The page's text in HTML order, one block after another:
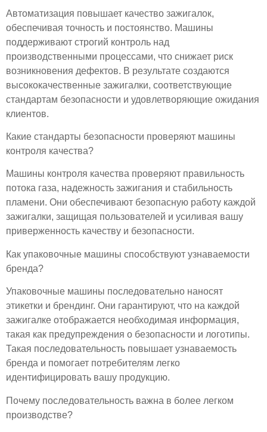
Автоматизация повышает качество зажигалок,
обеспечивая точность и постоянство. Машины
поддерживают строгий контроль над
производственными процессами, что снижает риск
возникновения дефектов. В результате создаются
высококачественные зажигалки, соответствующие
стандартам безопасности и удовлетворяющие ожидания
клиентов.
Какие стандарты безопасности проверяют машины
контроля качества?
Машины контроля качества проверяют правильность
потока газа, надежность зажигания и стабильность
пламени. Они обеспечивают безопасную работу каждой
зажигалки, защищая пользователей и усиливая вашу
приверженность качеству и безопасности.
Как упаковочные машины способствуют узнаваемости
бренда?
Упаковочные машины последовательно наносят
этикетки и брендинг. Они гарантируют, что на каждой
зажигалке отображается необходимая информация,
такая как предупреждения о безопасности и логотипы.
Такая последовательность повышает узнаваемость
бренда и помогает потребителям легко
идентифицировать вашу продукцию.
Почему последовательность важна в более легком
производстве?